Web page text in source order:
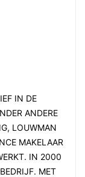
IN DE
ANDERE
LOUWMAN
MAKELAAR
IN 2000
MET